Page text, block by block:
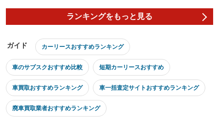
ランキングをもっと見る
ガイド カーリースおすすめランキング
車のサブスクおすすめ比較 短期カーリースおすすめ
車買取おすすめランキング 車一括査定サイトおすすめランキング
廃車買取業者おすすめランキング